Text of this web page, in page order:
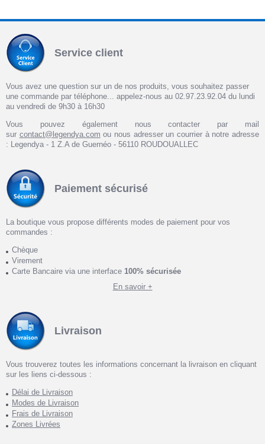
Service client
Vous avez une question sur un de nos produits, vous souhaitez passer
une commande par téléphone... appelez-nous au 02.97.23.92.04 du lundi
au vendredi de 9h30 à 16h30
Vous pouvez également nous contacter par mail
sur contact@legendya.com ou nous adresser un courrier à notre adresse
: Legendya - 1 Z.A de Guernéo - 56110 ROUDOUALLEC
Paiement sécurisé
La boutique vous propose différents modes de paiement pour vos
commandes :
Chèque
Virement
Carte Bancaire via une interface 100% sécurisée
En savoir +
Livraison
Vous trouverez toutes les informations concernant la livraison en cliquant
sur les liens ci-dessous :
Délai de Livraison
Modes de Livraison
Frais de Livraison
Zones Livrées